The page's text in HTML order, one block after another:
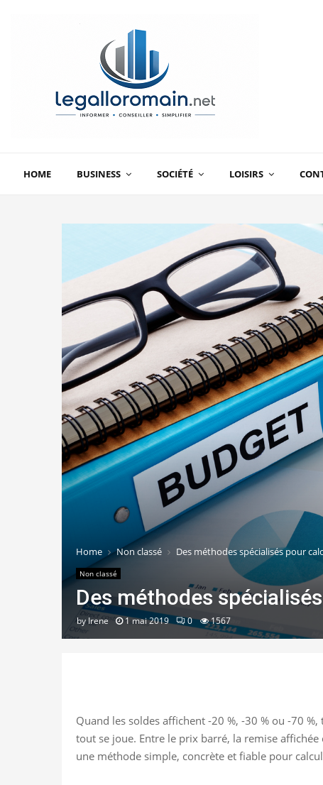
HOME BUSINESS SOCIÉTÉ LOISIRS
Home Non classé Des méthodes spécialisés pour
Non classé
Des méthodes
by Irene 1 mai 2019 0 1567
Quand les soldes affichent -20 %, -30 % ou -70
tout se joue. Entre le prix barré, la remise
une méthode simple, concrète et fiable pour